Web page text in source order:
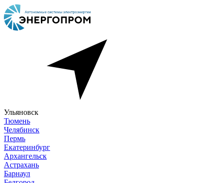
Ульяновск
Тюмень
Челябинск
Пермь
Екатеринбург
Архангельск
Астрахань
Барнаул